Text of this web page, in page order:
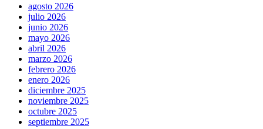
agosto 2026
julio 2026
junio 2026
mayo 2026
abril 2026
marzo 2026
febrero 2026
enero 2026
diciembre 2025
noviembre 2025
octubre 2025
septiembre 2025